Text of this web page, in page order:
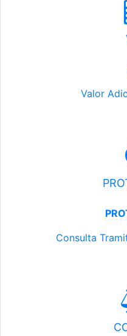
Valor
Consulta